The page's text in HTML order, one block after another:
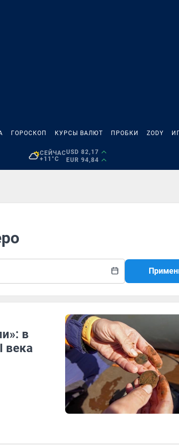
ГОРОСКОП КУРСЫ ВАЛЮТ ПРОБКИ ZODY
СЕЙЧАС
+11°C
USD 82,17
EUR 94,84
в
века